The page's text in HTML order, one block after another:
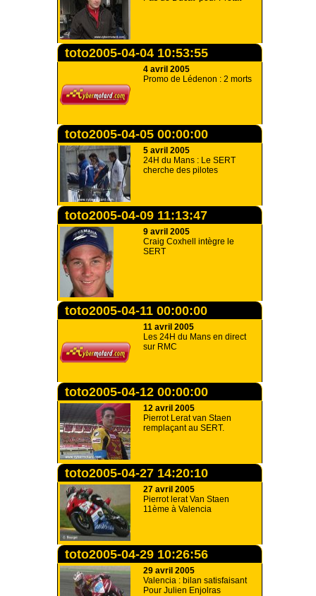
toto2005-04-04 10:53:55
4 avril 2005
Promo de Lédenon : 2 morts
toto2005-04-05 00:00:00
5 avril 2005
24H du Mans : Le SERT
cherche des pilotes
toto2005-04-09 11:13:47
9 avril 2005
Craig Coxhell intègre le
SERT
toto2005-04-11 00:00:00
11 avril 2005
Les 24H du Mans en direct
sur RMC
toto2005-04-12 00:00:00
12 avril 2005
Pierrot Lerat van Staen
remplaçant au SERT.
toto2005-04-27 14:20:10
27 avril 2005
Pierrot lerat Van Staen
11ème à Valencia
toto2005-04-29 10:26:56
29 avril 2005
Valencia : bilan satisfaisant
Pour Julien Enjolras